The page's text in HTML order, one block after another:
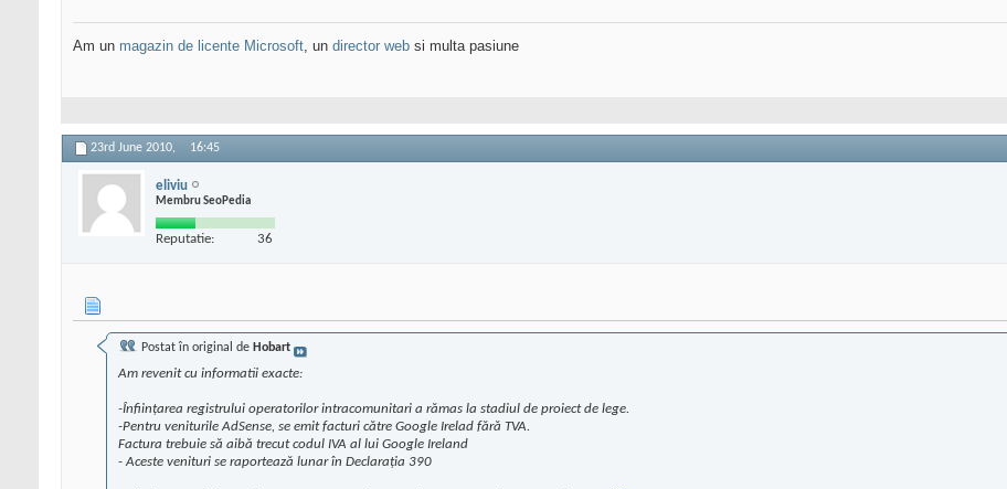
Am un magazin de licente Microsoft, un director web si multa pasiune
23rd June 2010, 16:45
eliviu
Membru SeoPedia
Reputatie: 36
Postat în original de Hobart
Am revenit cu informatii exacte:
-Înfiinţarea registrului operatorilor intracomunitari a rămas la stadiul de proiect de lege.
-Pentru veniturile AdSense, se emit facturi către Google Irelad fără TVA.
Factura trebuie să aibă trecut codul IVA al lui Google Ireland
- Aceste venituri se raportează lunar în Declaraţia 390